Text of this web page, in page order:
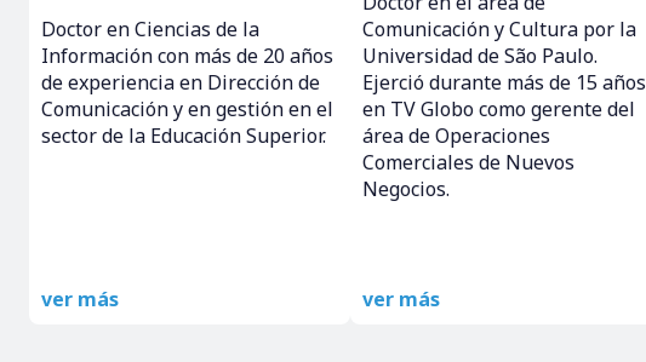
Doctor en Ciencias de la
Información con más de 20 años
de experiencia en Dirección de
Comunicación y en gestión en el
sector de la Educación Superior.
ver más
Comunicación y Cultura por la
Universidad de São Paulo.
Ejerció durante más de 15 años
en TV Globo como gerente del
área de Operaciones
Comerciales de Nuevos
Negocios.
ver más